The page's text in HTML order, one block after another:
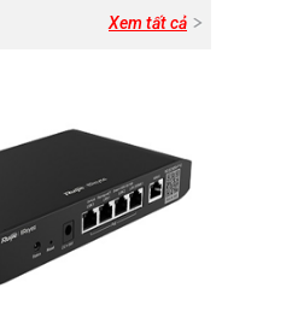
Xem tất cả